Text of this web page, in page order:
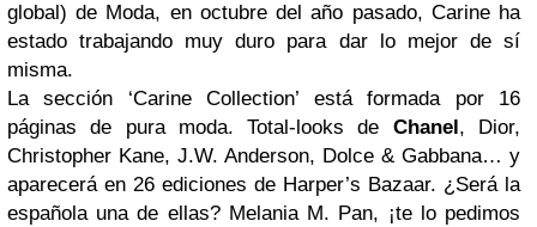
global) de Moda, en octubre del año pasado, Carine ha
estado trabajando muy duro para dar lo mejor de sí
misma.
La sección ‘Carine Collection’ está formada por 16
páginas de pura moda. Total-looks de Chanel , Dior,
Christopher Kane, J.W. Anderson, Dolce & Gabbana… y
aparecerá en 26 ediciones de Harper’s Bazaar. ¿Será la
española una de ellas? Melania M. Pan, ¡te lo pedimos